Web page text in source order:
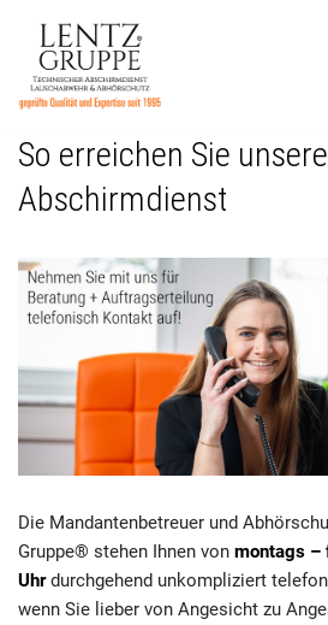
Zum
Inhalt
So erreichen Sie
Abschirmdienst
Die Mandantenbetreuer und
Gruppe® stehen Ihnen von montags –
Uhrdurchgehend unkompliziert
wenn Sie lieber von Angesicht zu